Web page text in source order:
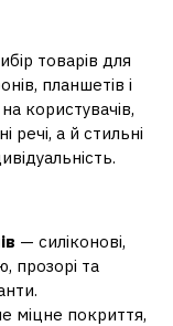
товарів для
планшетів і
користувачів,
речі, а й стильні
— силіконові,
прозорі та
міцне покриття,